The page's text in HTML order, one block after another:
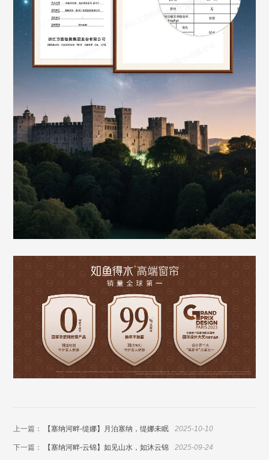
上一篇： 【塞纳河畔-缇娜】月泊塞纳，缇娜未眠 2025-10-10
下一篇： 【塞纳河畔-云锦】如见山水，如沐云锦 2025-09-24